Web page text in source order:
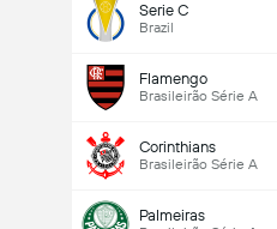
Serie C
Brazil
Flamengo
Brasileirão Série A
Corinthians
Brasileirão Série A
Palmeiras